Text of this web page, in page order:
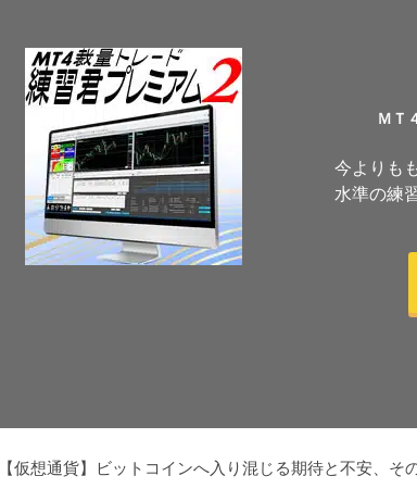
ＭＴ
今よりも
水準の練
【仮想通貨】ビットコインへ入り混じる期待と不安、そ